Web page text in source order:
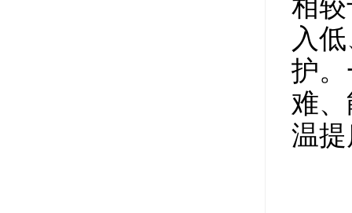
入
护
难
温